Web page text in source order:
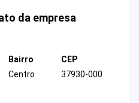
da empresa
Bairro
Centro
CEP
37930-000